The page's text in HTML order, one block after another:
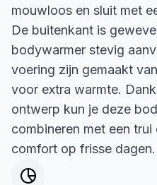
mouwloos en sluit met
De buitenkant is
bodywarmer stevig
voering zijn gemaakt
voor extra warmte.
ontwerp kun je deze
combineren met een
comfort op frisse dagen.